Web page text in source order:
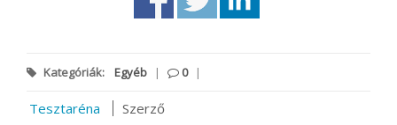
Kategóriák: Egyéb | 0 |
Tesztaréna
Szerző